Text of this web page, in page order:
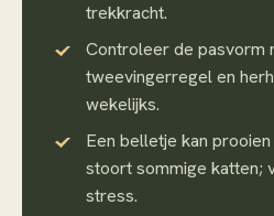
trekkracht.
Controleer de pasvorm
tweevingerregel en
wekelijks.
Een belletje kan
stoort sommige katten;
stress.